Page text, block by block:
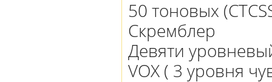
50 тоновых
Скремблер
Девяти
VOX ( 3 уровня